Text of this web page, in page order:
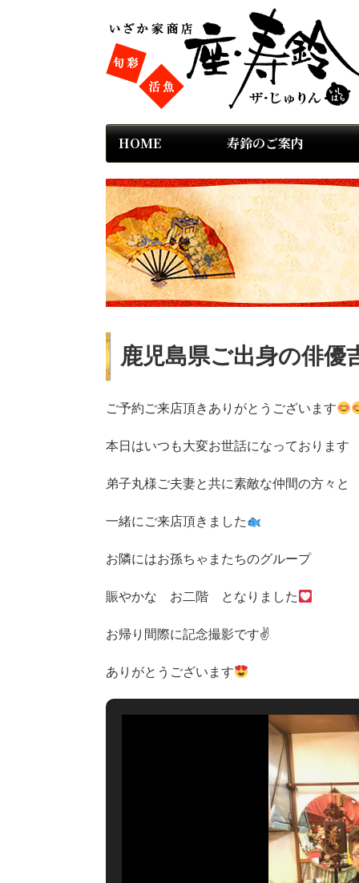
HOME 寿鈴のご案内
鹿児島県ご出身の俳優
ご予約ご来店頂きありがとうございます
本日はいつも大変お世話になっておりま
弟子丸様ご夫妻と共に素敵な仲間の方々と
一緒にご来店頂きました
お隣にはお孫ちゃまたちのグループ
賑やかな お二階 となりました
お帰り間際に記念撮影です✌
ありがとうございます